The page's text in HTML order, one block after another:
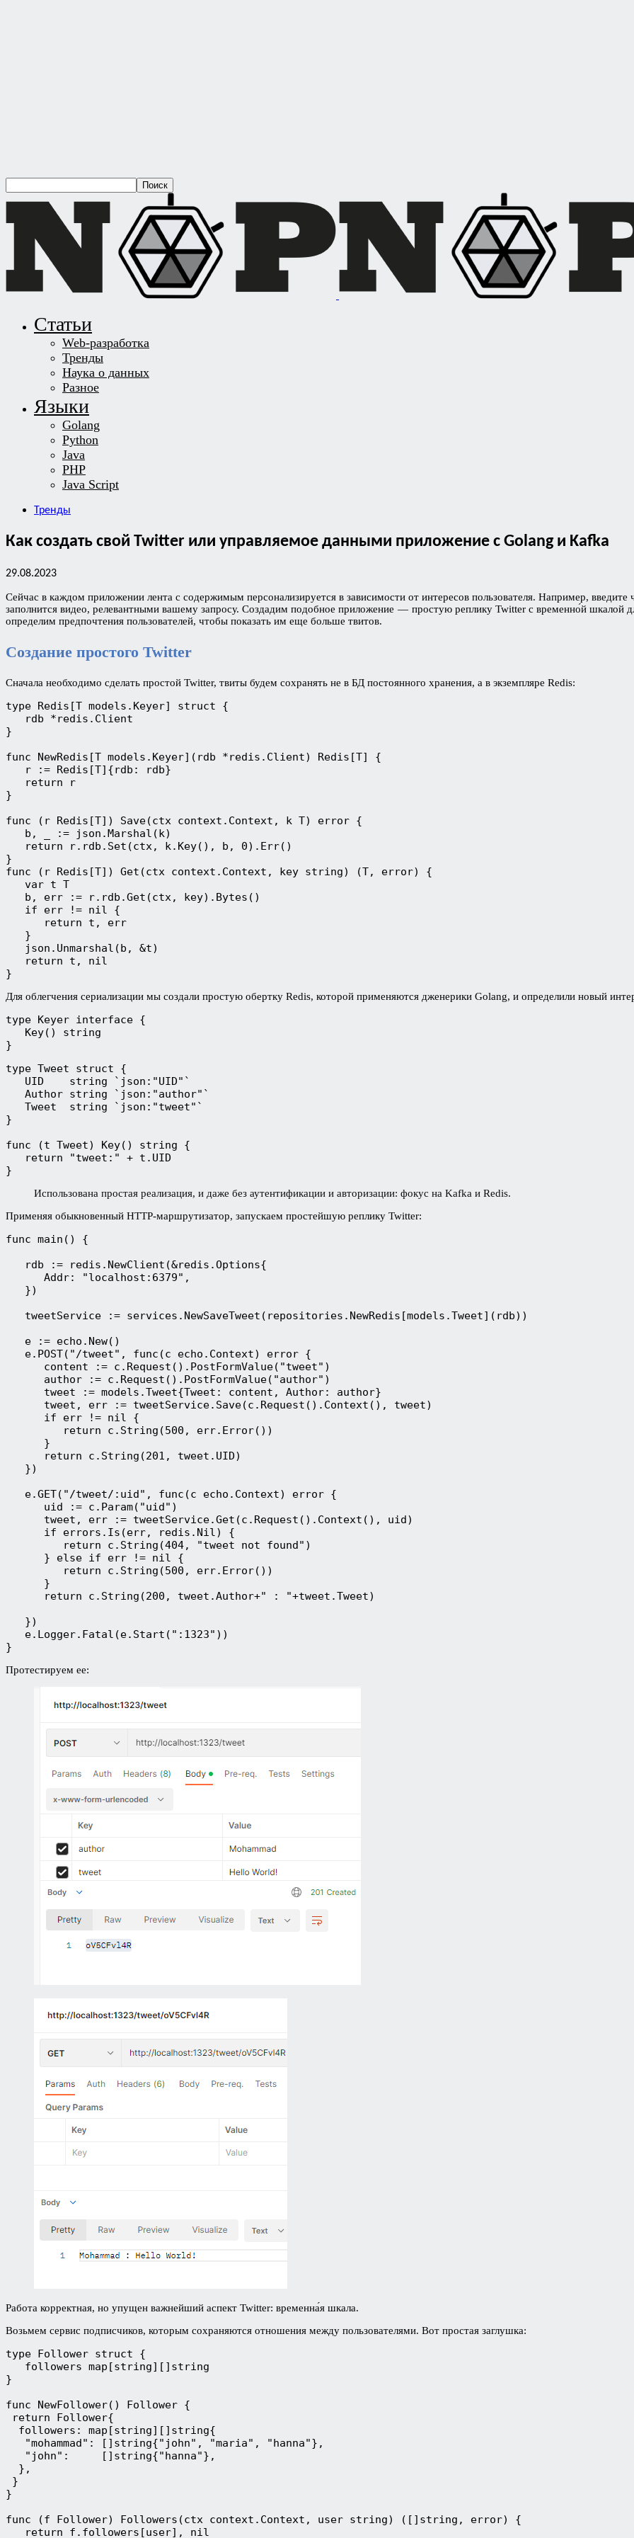
Статьи
Web-разработка
Тренды
Наука о данных
Разное
Языки
Golang
Python
Java
PHP
Java Script
Тренды
Как создать свой Twitter или управляемое данными приложение с Golang и Kafka
29.08.2023
Сейчас в каждом приложении лента с содержимым персонализируется в зависимости от интересов пользователя. Например,
заполнится видео, релевантными вашему запросу. Создадим подобное приложение — простую реплику Twitter с временно́й шкалой
определим предпочтения пользователей, чтобы показать им еще больше твитов.
Создание простого Twitter
Сначала необходимо сделать простой Twitter, твиты будем сохранять не в БД постоянного хранения, а в экземпляре Redis:
type Redis[T models.Keyer] struct {
   rdb *redis.Client
}
func NewRedis[T models.Keyer](rdb *redis.Client) Redis[T] {
   r := Redis[T]{rdb: rdb}
   return r
}
func (r Redis[T]) Save(ctx context.Context, k T) error {
   b, _ := json.Marshal(k)
   return r.rdb.Set(ctx, k.Key(), b, 0).Err()
}
func (r Redis[T]) Get(ctx context.Context, key string) (T, error) {
   var t T
   b, err := r.rdb.Get(ctx, key).Bytes()
   if err != nil {
      return t, err
   }
   json.Unmarshal(b, &t)
   return t, nil
}
Для облегчения сериализации мы создали простую обертку Redis, которой применяются дженерики Golang, и определили новый
type Keyer interface {
   Key() string
}
type Tweet struct {
   UID    string `json:"UID"`
   Author string `json:"author"`
   Tweet  string `json:"tweet"`
}
func (t Tweet) Key() string {
   return "tweet:" + t.UID
}
Использована простая реализация, и даже без аутентификации и авторизации: фокус на Kafka и Redis.
Применяя обыкновенный HTTP-маршрутизатор, запускаем простейшую реплику Twitter:
func main() {
   rdb := redis.NewClient(&redis.Options{
      Addr: "localhost:6379",
   })
   tweetService := services.NewSaveTweet(repositories.NewRedis[models.Tweet](rdb))
   e := echo.New()
   e.POST("/tweet", func(c echo.Context) error {
      content := c.Request().PostFormValue("tweet")
      author := c.Request().PostFormValue("author")
      tweet := models.Tweet{Tweet: content, Author: author}
      tweet, err := tweetService.Save(c.Request().Context(), tweet)
      if err != nil {
         return c.String(500, err.Error())
      }
      return c.String(201, tweet.UID)
   })
   e.GET("/tweet/:uid", func(c echo.Context) error {
      uid := c.Param("uid")
      tweet, err := tweetService.Get(c.Request().Context(), uid)
      if errors.Is(err, redis.Nil) {
         return c.String(404, "tweet not found")
      } else if err != nil {
         return c.String(500, err.Error())
      }
      return c.String(200, tweet.Author+" : "+tweet.Tweet)
   })
   e.Logger.Fatal(e.Start(":1323"))
}
Протестируем ее:
Работа корректная, но упущен важнейший аспект Twitter: временна́я шкала.
Возьмем сервис подписчиков, которым сохраняются отношения между пользователями. Вот простая заглушка:
type Follower struct {
   followers map[string][]string
}
func NewFollower() Follower {
return Follower{
  followers: map[string][]string{
   "mohammad": []string{"john", "maria", "hanna"},
   "john":     []string{"hanna"},
  },
}
}
func (f Follower) Followers(ctx context.Context, user string) ([]string, error) {
   return f.followers[user], nil